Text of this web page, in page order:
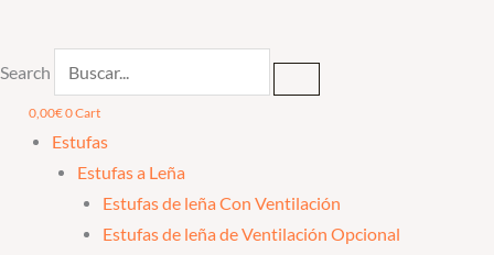
Search
0,00€0Cart
Estufas
Estufas a Leña
Estufas de leña Con Ventilación
Estufas de leña de Ventilación Opcional